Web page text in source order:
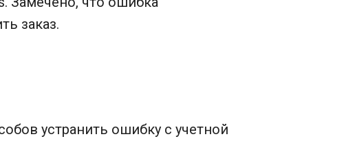
заказ.
устранить ошибку с учетной